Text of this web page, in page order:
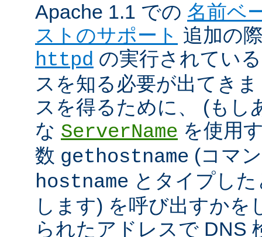
Apache 1.1 での 名前ベ
ストのサポート 追加の
httpd の実行されてい
スを知る必要が出てき
スを得るために、 (もし
な ServerName を使用
数 gethostname (コマ
hostname とタイプし
します) を呼び出すかを
られたアドレスで DNS